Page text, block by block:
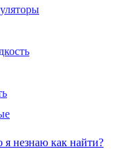
незнаю как найти?